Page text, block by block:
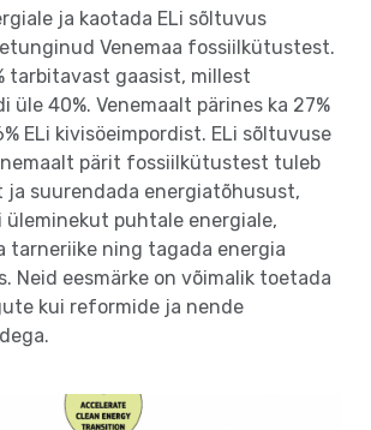
ja kaotada ELi sõltuvus
Venemaa fossiilkütustest.
tarbitavast gaasist, millest
üle 40%. Venemaalt pärines ka 27%
ELi kivisöeimpordist. ELi sõltuvuse
pärit fossiilkütustest tuleb
ja suurendada energiatõhusust,
üleminekut puhtale energiale,
tarneriike ning tagada energia
Neid eesmärke on võimalik toetada
kui reformide ja nende